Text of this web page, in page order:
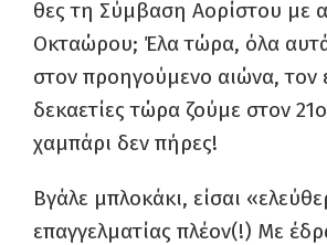
θες τη Σύμβαση Αορίστου με
Οκταώρου; Έλα τώρα, όλα
στον προηγούμενο αιώνα, τον
δεκαετίες τώρα ζούμε στον 21ο
χαμπάρι δεν πήρες!
Βγάλε μπλοκάκι, είσαι
επαγγελματίας πλέον(!) Με